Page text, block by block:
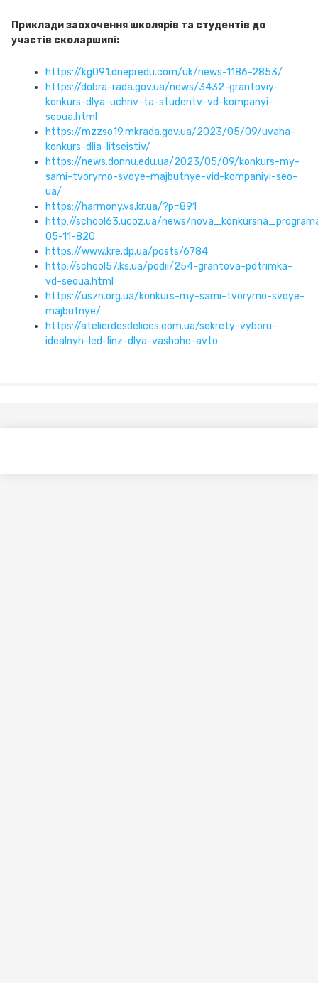
Приклади заохочення школярів та студентів до
участів сколаршипі:
https://kg091.dnepredu.com/uk/news-1186-2853/
https://dobra-rada.gov.ua/news/3432-grantoviy-
konkurs-dlya-uchnv-ta-studentv-vd-kompanyi-
seoua.html
https://mzzso19.mkrada.gov.ua/2023/05/09/uvaha-
konkurs-dlia-litseistiv/
https://news.donnu.edu.ua/2023/05/09/konkurs-my-
sami-tvorymo-svoye-majbutnye-vid-kompaniyi-seo-
ua/
https://harmony.vs.kr.ua/?p=891
http://school63.ucoz.ua/news/
05-11-820
https://www.kre.dp.ua/posts/6784
http://school57.ks.ua/podii/254-grantova-pdtrimka-
vd-seoua.html
https://uszn.org.ua/konkurs-my-sami-tvorymo-svoye-
majbutnye/
https://atelierdesdelices.com.ua/sekrety-vyboru-
idealnyh-led-linz-dlya-vashoho-avto